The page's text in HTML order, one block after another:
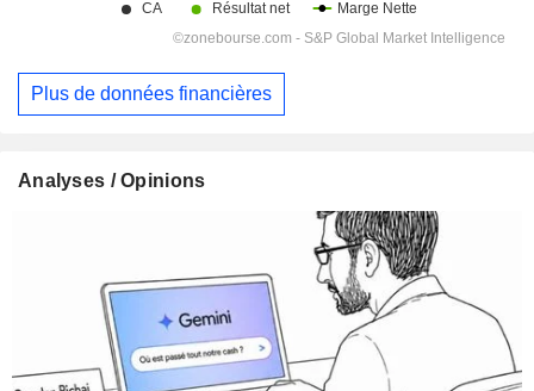
Plus de données financières
Analyses / Opinions